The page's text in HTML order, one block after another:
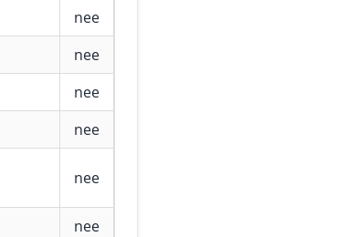
nee
nee
nee
nee
nee
nee